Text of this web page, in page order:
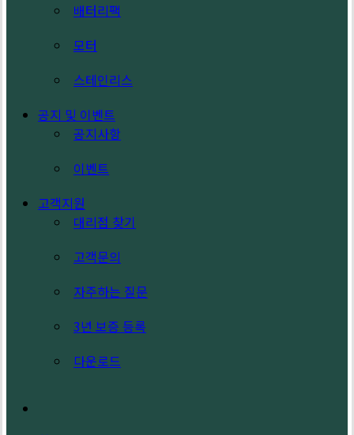
배터리팩
모터
스테인리스
공지 및 이벤트
공지사항
이벤트
고객지원
대리점 찾기
고객문의
자주하는 질문
3년 보증 등록
다운로드